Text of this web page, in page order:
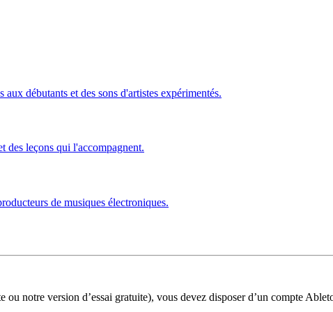
débutants et des sons d'artistes expérimentés.
des leçons qui l'accompagnent.
de musiques électroniques.
notre version d’essai gratuite), vous devez disposer d’un compte